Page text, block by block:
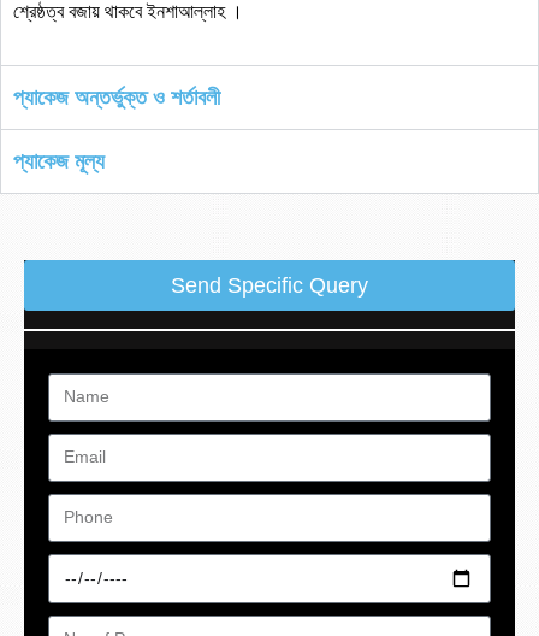
শ্রেষ্ঠত্ব বজায় থাকবে ইনশাআল্লাহ ।
প্যাকেজ অন্তর্ভুক্ত ও শর্তাবলী
প্যাকেজ মূল্য
Send Specific Query